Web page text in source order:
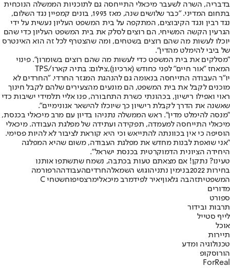
בדבריה, השרה לשעבר מיכאלי התייחסה גם לתוכניות הממשלה הנוכחית
בתחום המדיני
. "כבר שלושים שנה, מאז 1993, בונים קמפיין נגד השלום,
נגד רבין ונגד הקיבוצים, המתקפה על בית המשפט העליון נעשית על ידי
הגרעין הקשה המשיחי, הם רוצים לסלק את בית המשפט העליון כדי שהם
יוכלו לעשות מה שהם רוצים בשטחים, ומה שהצטרף לכל זה הוא האינטרס
של ביבי להימלט מהדין".
"מסלקים את בית המשפט כדי לעשות מה שהם רוצים בשומרון". פינוי
המאחז "אור חיים" לפני כחודש (ארכיון),צילום: בתיה קארו/TPS
יו"ר העבודה התייחסה בנאומה גם להנהגת המגזר החרדי. "החרדים לא
מוכנים לקבל את בית המשפט, הם מונעים מהצעירים שלהם לקבל חינוך
ראוי ואפילו רישיון, בכהונתי כשרת התחבורה, פנו אליי תלמידי ישיבות כדי
שאשנה את הדרך לקבלת רישיון כך שיוכלו להישאר אנונימיים".
"מנסה להימלט מדין". ראש הממשלה נתניהו בדיון עם מרב מיכאלי בכנסת,
מיכאלי התייחסה למעמדה, תפקידה ועתידה של מפלגת העבודה. מיכאלי
הוסיפה כי אין בכוונתה להתייאש וכי היא קוראת לציבור לא להיות פסימי.
"אני שואפת לבנות מחדש את מפלגת העבודה, משום שהיא המפלגה
היחידה הציונית הדמוקרטית בכנסת ישראל".
טעינו? נתקן! אם מצאתם טעות בכתבה, נשמח שתשתפו אותנו
בחירות 2022
בנימין נתניהוגוש השמאלהחרדיםהעבודההרפורמה
המשפטיתזהבה גלאוןיאיר לפידמרב מיכאלימרצסיפוחשטחי C
מדורים
ספורט
תרבות ובידור
לייף סטייל
אוכל
תיירות
טכנולוגיה ומדע
הורוסקופ
ForReal